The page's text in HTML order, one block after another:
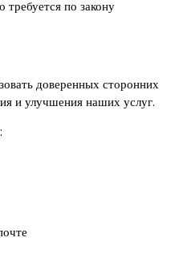
требуется по закону
доверенных сторонних
и улучшения наших услуг.
: